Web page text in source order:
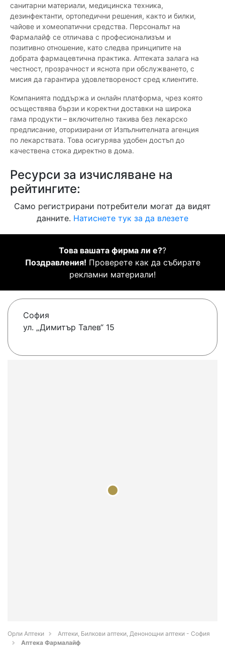
санитарни материали, медицинска техника,
дезинфектанти, ортопедични решения, както и билки,
чайове и хомеопатични средства. Персоналът на
Фармалайф се отличава с професионализъм и
позитивно отношение, като следва принципите на
добрата фармацевтична практика. Аптеката залага на
честност, прозрачност и яснота при обслужването, с
мисия да гарантира удовлетвореност сред клиентите.
Компанията поддържа и онлайн платформа, чрез която
осъществява бързи и коректни доставки на широка
гама продукти – включително такива без лекарско
предписание, оторизирани от Изпълнителната агенция
по лекарствата. Това осигурява удобен достъп до
качествена стока директно в дома.
Ресурси за изчисляване на
рейтингите:
Само регистрирани потребители могат да видят
данните. Натиснете тук за да влезете
Това вашата фирма ли е??
Поздравления! Проверете как да събирате
рекламни материали!
София
ул. „Димитър Талев“ 15
Орли Аптеки
Аптеки, Билкови аптеки, Денонощни аптеки - София
Аптека Фармалайф